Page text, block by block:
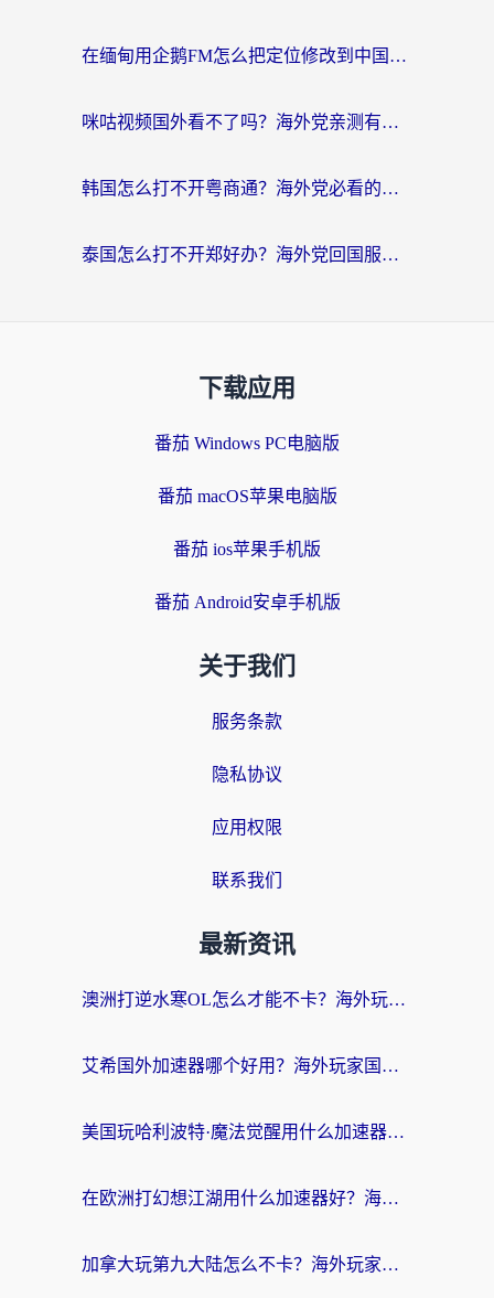
在缅甸用企鹅FM怎么把定位修改到中国国内？海外党解决地域限制的实用指南
咪咕视频国外看不了吗？海外党亲测有效的回国加速解决方案
韩国怎么打不开粤商通？海外党必看的回国加速器选择指南（附加拿大农行俄罗斯有缘网解决方案）
泰国怎么打不开郑好办？海外党回国服务+影音追剧全搞定的实用指南
下载应用
番茄 Windows PC电脑版
番茄 macOS苹果电脑版
番茄 ios苹果手机版
番茄 Android安卓手机版
关于我们
服务条款
隐私协议
应用权限
联系我们
最新资讯
澳洲打逆水寒OL怎么才能不卡？海外玩家国服游戏加速终极指南（附梦幻模拟战地铁跑酷解决办法）
艾希国外加速器哪个好用？海外玩家国服游戏畅玩终极指南（附欧洲玩鸣潮街头篮球实测）
美国玩哈利波特·魔法觉醒用什么加速器？告别延迟的终极指南（含免费QQ炫舞方案+印尼妄想山海秘籍）
在欧洲打幻想江湖用什么加速器好？海外玩家国服游戏畅玩指南
加拿大玩第九大陆怎么不卡？海外玩家国服游戏加速全攻略（附足球世界萤火突击实测）